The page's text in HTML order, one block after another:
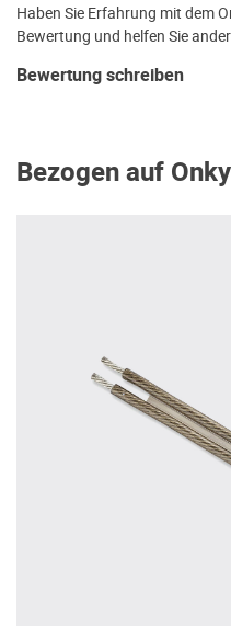
Haben Sie Erfahrung mit dem
Bewertung und helfen Sie
Bewertung schreiben
Bezogen auf